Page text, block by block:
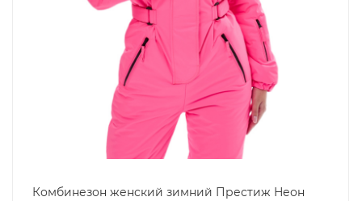
Комбинезон женский зимний Престиж Неон